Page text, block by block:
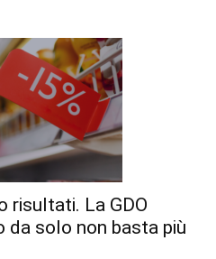
risultati. La GDO
da solo non basta più